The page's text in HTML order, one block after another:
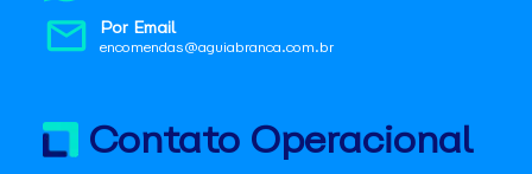
Por Email
encomendas@aguiabranca.com.br
Contato Operacional